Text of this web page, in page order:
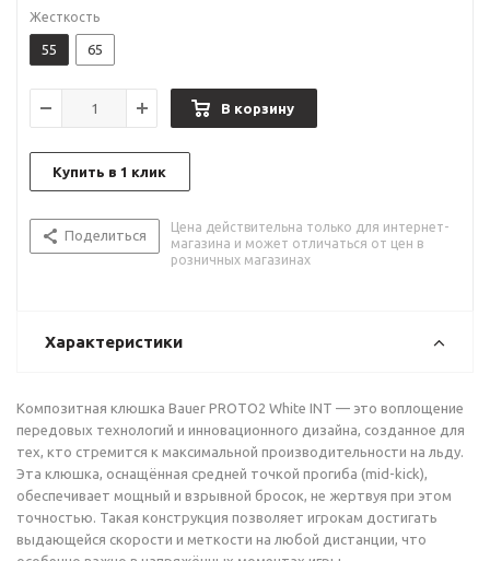
Жесткость
55 65
В корзину
Купить в 1 клик
Поделиться
Цена действительна только для интернет-
магазина и может отличаться от цен в
розничных магазинах
Характеристики
Композитная клюшка Bauer PROTO2 White INT — это воплощение
передовых технологий и инновационного дизайна, созданное для
тех, кто стремится к максимальной производительности на льду.
Эта клюшка, оснащённая средней точкой прогиба (mid-kick),
обеспечивает мощный и взрывной бросок, не жертвуя при этом
точностью. Такая конструкция позволяет игрокам достигать
выдающейся скорости и меткости на любой дистанции, что